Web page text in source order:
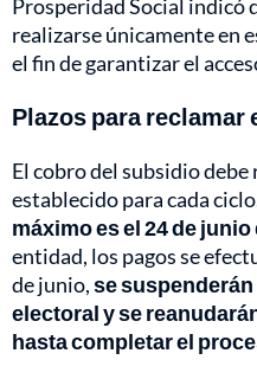
Prosperidad Social indicó
realizarse únicamente en
el fin de garantizar el
Plazos para reclamar
El cobro del subsidio
establecido para cada
máximo es el 24 de junio
entidad, los pagos se
de junio,se
electoral y se
hasta completar el